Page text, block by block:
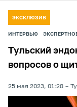
ЭКСКЛЮЗИВ
ИНТЕРВЬЮ
Тульский
вопросов о
25 мая 2023, 01:28